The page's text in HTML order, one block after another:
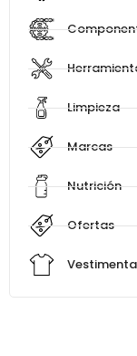
Limpieza
Marcas
Nutrición
Ofertas
Vestimenta